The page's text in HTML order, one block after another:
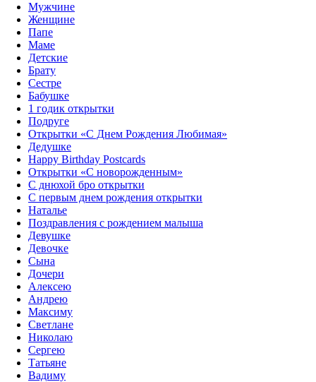
Мужчине
Женщине
Папе
Маме
Детские
Брату
Сестре
Бабушке
1 годик открытки
Подруге
Открытки «С Днем Рождения Любимая»‎
Дедушке
Happy Birthday Postcards
Открытки «‎С новорожденным»
С днюхой бро открытки
С первым днем рождения открытки
Наталье
Поздравления с рождением малыша
Девушке
Девочке
Сына
Дочери
Алексею
Андрею
Максиму
Светлане
Николаю
Сергею
Татьяне
Вадиму